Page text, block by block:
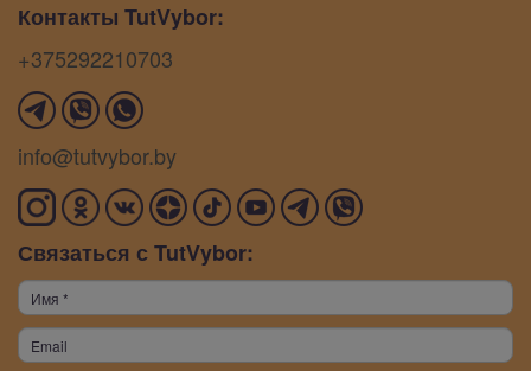
Контакты TutVybor:
+375292210703
info@tutvybor.by
Связаться с TutVybor: